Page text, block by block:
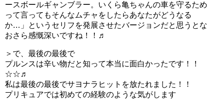
ースボールギャンブラー。いくら亀ちゃんの車を守るため
って言ってもそんなムチャをしたらあなたがどうなる
か…」というセリフを発展させたバージョンだと思うとな
おさら感慨深いですね！！♬
＞で、最後の最後で
プルンスは辛い物だと知って本当に面白かったです！！
☆☆♬
私は最後の最後でサヨナラヒットを放たれました！！
プリキュアでは初めての経験のような気がします